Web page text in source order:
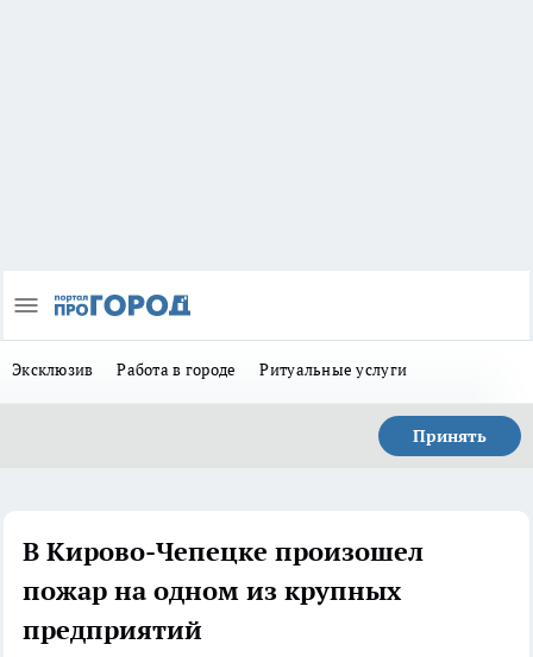
Эксклюзив Работа в городе Ритуальные услуги
Принять
В Кирово-Чепецке произошел
пожар на одном из крупных
предприятий